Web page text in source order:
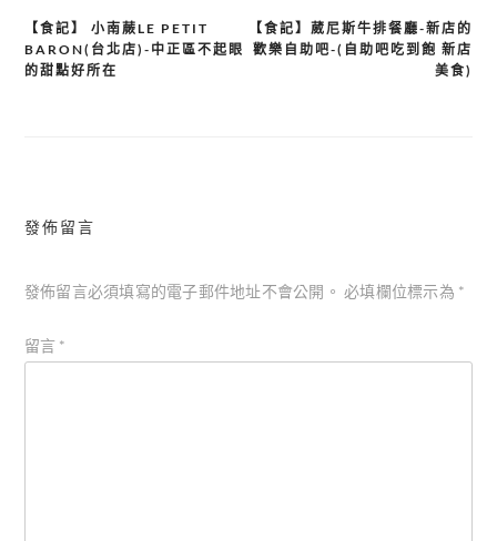
文
章
【食記】 小南蕨LE PETIT
BARON(台北店)-中正區不起眼
的甜點好所在
【食記】葳尼斯牛排餐廳-新店的
歡樂自助吧-(自助吧吃到飽 新店
美食)
發佈留言
發佈留言必須填寫的電子郵件地址不會公開。 必填欄位標示為 *
留言 *